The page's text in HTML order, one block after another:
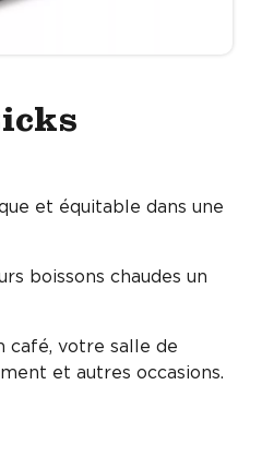
et équitable dans une
boissons chaudes un
café, votre salle de
et autres occasions.